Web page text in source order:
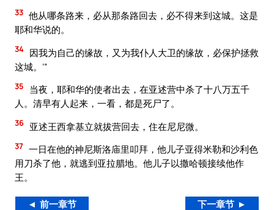
33 他从哪条路来，必从那条路回去，必不得来到这城。这是
耶和华说的。
34 因我为自己的缘故，又为我仆人大卫的缘故，必保护拯救
这城。’”
35
当夜，耶和华的使者出去，在亚述营中杀了十八万五千
人。清早有人起来，一看，都是死尸了。
36 亚述王西拿基立就拔营回去，住在尼尼微。
37 一日在他的神尼斯洛庙里叩拜，他儿子亚得米勒和沙利色
用刀杀了他，就逃到亚拉腊地。他儿子以撒哈顿接续他作
王。
◄ 前一章节 下一章节 ►